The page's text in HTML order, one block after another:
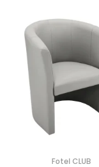
Fotel CLUB